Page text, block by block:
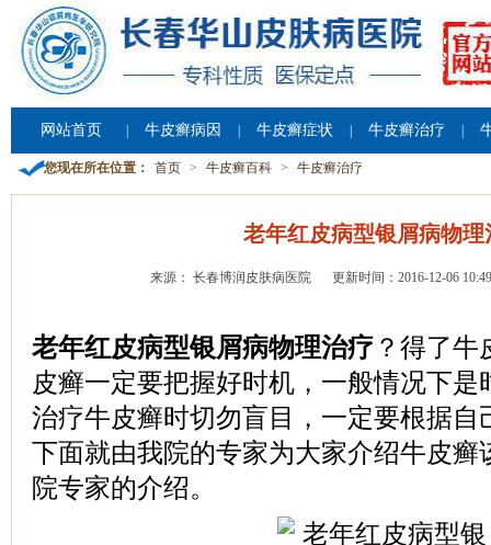
网站首页 牛皮癣病因 牛皮癣症状 牛皮癣治疗
您现在所在位置： 首页 > 牛皮癣百科 > 牛皮癣治疗
老年红皮病型银屑病物理
来源： 长春博润皮肤病医院 更新时间：2016-12-06
老年红皮病型银屑病物理治疗 ？得了牛
皮癣一定要把握好时机，一般情况下是
治疗牛皮癣时切勿盲目，一定要根据自
下面就由我院的专家为大家介绍牛皮癣
院专家的介绍。